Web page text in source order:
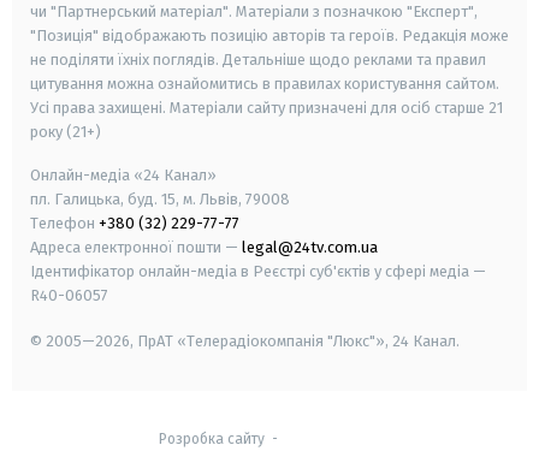
чи "Партнерський матеріал". Матеріали з позначкою "Експерт",
"Позиція" відображають позицію авторів та героїв. Редакція може
не поділяти їхніх поглядів. Детальніше щодо реклами та правил
цитування можна ознайомитись в правилах користування сайтом.
Усі права захищені. Матеріали сайту призначені для осіб старше 21
року (21+)
Онлайн-медіа «24 Канал»
пл. Галицька, буд. 15, м. Львів, 79008
Телефон +380 (32) 229-77-77
Адреса електронної пошти — legal@24tv.com.ua
Ідентифікатор онлайн-медіа в Реєстрі суб'єктів у сфері медіа —
R40-06057
© 2005—2026, ПрАТ «Телерадіокомпанія "Люкс"», 24 Канал.
Розробка сайту-